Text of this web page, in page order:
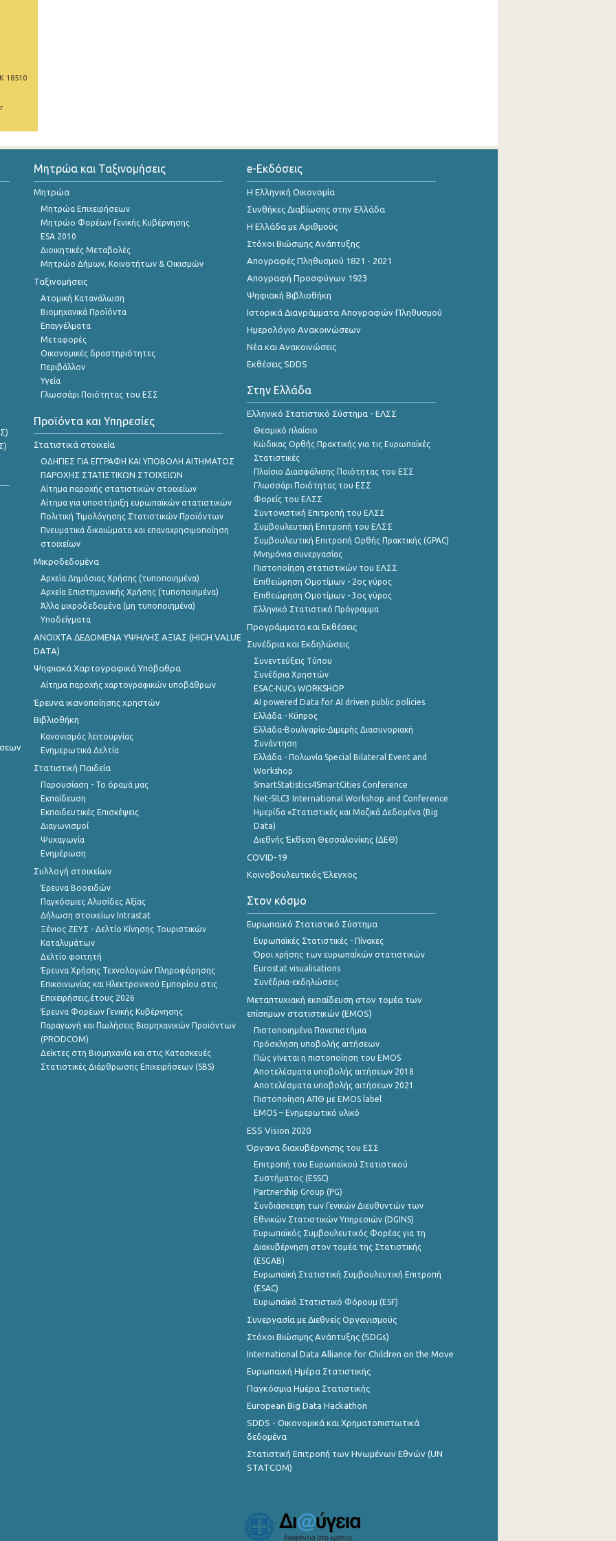
18510
Μητρώα και Ταξινομήσεις
Μητρώα
Μητρώα Επιχειρήσεων
Μητρώο Φορέων Γενικής Κυβέρνησης
ESA 2010
Διοικητικές Μεταβολές
Μητρώο Δήμων, Κοινοτήτων & Οικισμών
Ταξινομήσεις
Ατομική Κατανάλωση
Βιομηχανικά Προϊόντα
Επαγγέλματα
Μεταφορές
Οικονομικές δραστηριότητες
Περιβάλλον
Υγεία
Γλωσσάρι Ποιότητας του ΕΣΣ
Προϊόντα και Υπηρεσίες
Στατιστικά στοιχεία
ΟΔΗΓΙΕΣ ΓΙΑ ΕΓΓΡΑΦΗ ΚΑΙ ΥΠΟΒΟΛΗ ΑΙΤΗΜΑΤΟΣ
ΠΑΡΟΧΗΣ ΣΤΑΤΙΣΤΙΚΩΝ ΣΤΟΙΧΕΙΩΝ
Αίτημα παροχής στατιστικών στοιχείων
Αίτημα για υποστήριξη ευρωπαϊκών στατιστικών
Πολιτική Τιμολόγησης Στατιστικών Προϊόντων
Πνευματικά δικαιώματα και επαναχρησιμοποίηση
στοιχείων
Μικροδεδομένα
Αρχεία Δημόσιας Χρήσης (τυποποιημένα)
Αρχεία Επιστημονικής Χρήσης (τυποποιημένα)
Άλλα μικροδεδομένα (μη τυποποιημένα)
Υποδείγματα
ANOIXTA ΔΕΔΟΜΕΝΑ ΥΨΗΛΗΣ ΑΞΙΑΣ (HIGH VALUE
DATA)
Ψηφιακά Χαρτογραφικά Υπόβαθρα
Αίτημα παροχής χαρτογραφικών υποβάθρων
Έρευνα ικανοποίησης χρηστών
Βιβλιοθήκη
Κανονισμός λειτουργίας
Ενημερωτικά Δελτία
Στατιστική Παιδεία
Παρουσίαση - Το όραμά μας
Εκπαίδευση
Εκπαιδευτικές Επισκέψεις
Διαγωνισμοί
Ψυχαγωγία
Ενημέρωση
Συλλογή στοιχείων
Έρευνα Βοοειδών
Παγκόσμιες Αλυσίδες Αξίας
Δήλωση στοιχείων Intrastat
Ξένιος ΖΕΥΣ - Δελτίο Κίνησης Τουριστικών
Καταλυμάτων
Δελτίο φοιτητή
Έρευνα Χρήσης Τεχνολογιών Πληροφόρησης
Επικοινωνίας και Ηλεκτρονικού Εμπορίου στις
Επιχειρήσεις,έτους 2026
Έρευνα Φορέων Γενικής Κυβέρνησης
Παραγωγή και Πωλήσεις Βιομηχανικών Προϊόντων
(PRODCOM)
Δείκτες στη Βιομηχανία και στις Κατασκευές
Στατιστικές Διάρθρωσης Επιχειρήσεων (SBS)
e-Εκδόσεις
Η Ελληνική Οικονομία
Συνθήκες Διαβίωσης στην Ελλάδα
Η Ελλάδα με Αριθμούς
Στόχοι Βιώσιμης Ανάπτυξης
Απογραφές Πληθυσμού 1821 - 2021
Απογραφή Προσφύγων 1923
Ψηφιακή Βιβλιοθήκη
Ιστορικά Διαγράμματα Απογραφών Πληθυσμού
Ημερολόγιο Ανακοινώσεων
Νέα και Ανακοινώσεις
Εκθέσεις SDDS
Στην Ελλάδα
Ελληνικό Στατιστικό Σύστημα - ΕΛΣΣ
Θεσμικό πλαίσιο
Κώδικας Ορθής Πρακτικής για τις Ευρωπαϊκές
Στατιστικές
Πλαίσιο Διασφάλισης Ποιότητας του ΕΣΣ
Γλωσσάρι Ποιότητας του ΕΣΣ
Φορείς του ΕΛΣΣ
Συντονιστική Επιτροπή του ΕΛΣΣ
Συμβουλευτική Επιτροπή του ΕΛΣΣ
Συμβουλευτική Επιτροπή Ορθής Πρακτικής (GPAC)
Μνημόνια συνεργασίας
Πιστοποίηση στατιστικών του ΕΛΣΣ
Επιθεώρηση Ομοτίμων - 2ος γύρος
Επιθεώρηση Ομοτίμων - 3ος γύρος
Ελληνικό Στατιστικό Πρόγραμμα
Προγράμματα και Εκθέσεις
Συνέδρια και Εκδηλώσεις
Συνεντεύξεις Τύπου
Συνέδρια Χρηστών
ESAC-NUCs WORKSHOP
AI powered Data for AI driven public policies
Ελλάδα - Κύπρος
Ελλάδα-Βουλγαρία-Διμερής Διασυνοριακή
Συνάντηση
Ελλάδα - Πολωνία Special Bilateral Event and
Workshop
SmartStatistics4SmartCities Conference
Net-SILC3 International Workshop and Conference
Ημερίδα «Στατιστικές και Μαζικά Δεδομένα (Big
Data)
Διεθνής Έκθεση Θεσσαλονίκης (ΔΕΘ)
COVID-19
Κοινοβουλευτικός Έλεγχος
Στον κόσμο
Ευρωπαϊκό Στατιστικό Σύστημα
Ευρωπαϊκές Στατιστικές - Πίνακες
Όροι χρήσης των ευρωπαΪκών στατιστικών
Eurostat visualisations
Συνέδρια-εκδηλώσεις
Μεταπτυχιακή εκπαίδευση στον τομέα των
επίσημων στατιστικών (EMOS)
Πιστοποιημένα Πανεπιστήμια
Πρόσκληση υποβολής αιτήσεων
Πώς γίνεται η πιστοποίηση του EMOS
Αποτελέσματα υποβολής αιτήσεων 2018
Αποτελέσματα υποβολής αιτήσεων 2021
Πιστοποίηση ΑΠΘ με EMOS label
EMOS – Ενημερωτικό υλικό
ESS Vision 2020
Όργανα διακυβέρνησης του ΕΣΣ
Επιτροπή του Ευρωπαϊκού Στατιστικού
Συστήματος (ESSC)
Partnership Group (PG)
Συνδιάσκεψη των Γενικών Διευθυντών των
Εθνικών Στατιστικών Υπηρεσιών (DGINS)
Ευρωπαϊκός Συμβουλευτικός Φορέας για τη
Διακυβέρνηση στον τομέα της Στατιστικής
(ESGAB)
Ευρωπαϊκή Στατιστική Συμβουλευτική Επιτροπή
(ESAC)
Ευρωπαϊκό Στατιστικό Φόρουμ (ESF)
Συνεργασία με Διεθνείς Οργανισμούς
Στόχοι Βιώσιμης Ανάπτυξης (SDGs)
International Data Alliance for Children on the Move
Ευρωπαϊκή Ημέρα Στατιστικής
Παγκόσμια Ημέρα Στατιστικής
European Big Data Hackathon
SDDS - Οικονομικά και Χρηματοπιστωτικά
δεδομένα
Στατιστική Επιτροπή των Ηνωμένων Εθνών (UN
STATCOM)